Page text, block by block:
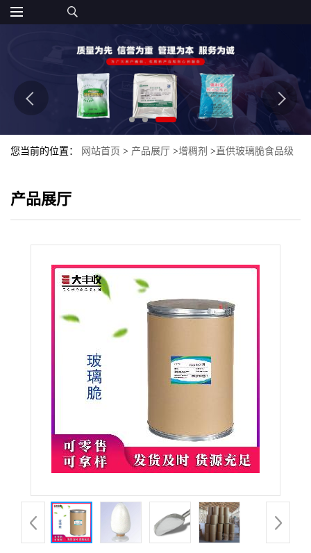
您当前的位置： 网站首页 > 产品展厅 >增稠剂 >直供玻璃脆食品级
产品展厅